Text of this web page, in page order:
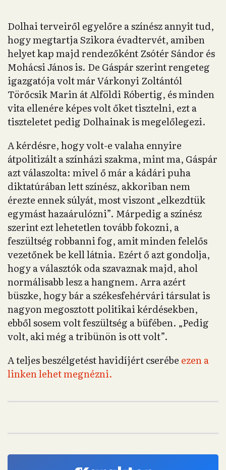
Dolhai terveiről egyelőre a színész annyit tud,
hogy megtartja Szikora évadtervét, amiben
helyet kap majd rendezőként Zsótér Sándor és
Mohácsi János is. De Gáspár szerint rengeteg
igazgatója volt már Várkonyi Zoltántól
Törőcsik Marin át Alföldi Róbertig, és minden
vita ellenére képes volt őket tisztelni, ezt a
tiszteletet pedig Dolhainak is megelőlegezi.
A kérdésre, hogy volt-e valaha ennyire
átpolitizált a színházi szakma, mint ma, Gáspár
azt válaszolta: mivel ő már a kádári puha
diktatúrában lett színész, akkoriban nem
érezte ennek súlyát, most viszont „elkezdtük
egymást hazaárulózni”. Márpedig a színész
szerint ezt lehetetlen tovább fokozni, a
feszültség robbanni fog, amit minden felelős
vezetőnek be kell látnia. Ezért ő azt gondolja,
hogy a választók oda szavaznak majd, ahol
normálisabb lesz a hangnem. Arra azért
büszke, hogy bár a székesfehérvári társulat is
nagyon megosztott politikai kérdésekben,
ebből sosem volt feszültség a büfében. „Pedig
volt, aki még a tribünön is ott volt”.
A teljes beszélgetést havidíjért cserébe ezen a
linken lehet megnézni.